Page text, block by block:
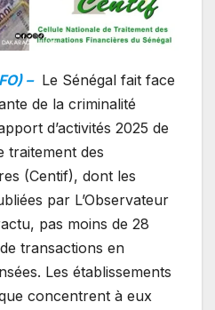
– Le Sénégal fait face
de la criminalité
d’activités 2025 de
traitement des
(Centif), dont les
par L’Observateur
pas moins de 28
transactions en
Les établissements
concentrent à eux